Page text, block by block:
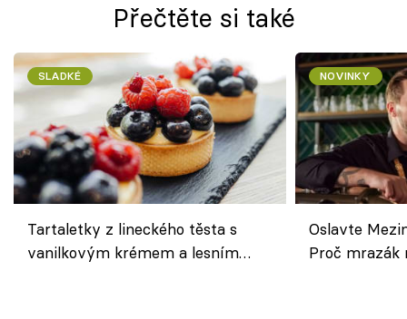
Přečtěte si také
SLADKÉ
Tartaletky z lineckého těsta s
vanilkovým krémem a lesním
NOVINKY
Oslavte
Proč